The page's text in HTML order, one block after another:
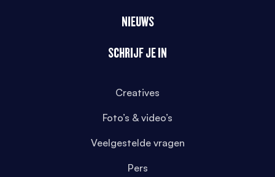
NIEUWS
SCHRIJF JE IN
Creatives
Foto’s & video’s
Veelgestelde vragen
Pers